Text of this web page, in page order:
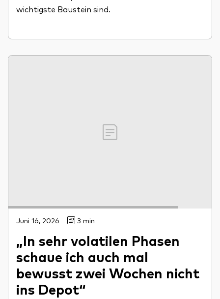
wichtigste Baustein sind.
Juni 16, 2026 3 min
„In sehr volatilen Phasen
schaue ich auch mal
bewusst zwei Wochen nicht
ins Depot“